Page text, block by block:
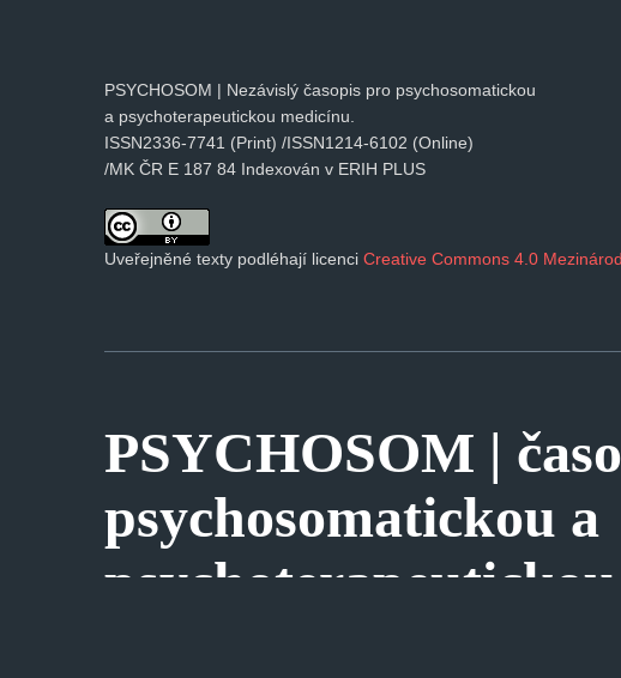
PSYCHOSOM | Nezávislý časopis pro psychosomatickou
a psychoterapeutickou medicínu.
ISSN2336-7741 (Print) /ISSN1214-6102 (Online)
/MK ČR E 187 84 Indexován v ERIH PLUS
Uveřejněné texty podléhají licenci Creative Commons 4.0
PSYCHOSOM |
psychosomatickou a